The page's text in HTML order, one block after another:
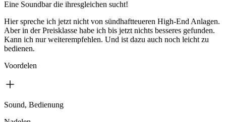
Eine Soundbar die ihresgleichen sucht!
Hier spreche ich jetzt nicht von sündhaftteueren High-End Anlagen.
Aber in der Preisklasse habe ich bis jetzt nichts besseres gefunden.
Kann ich nur weiterempfehlen. Und ist dazu auch noch leicht zu
bedienen.
Voordelen
Sound, Bedienung